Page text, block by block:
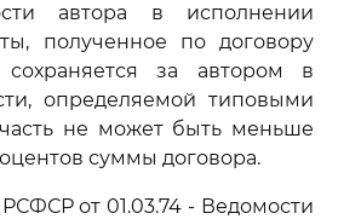
автора в исполнении
полученное по договору
сохраняется за автором в
определяемой типовыми
не может быть меньше
суммы договора.
от 01.03.74 - Ведомости